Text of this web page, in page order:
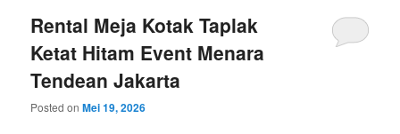
Rental Meja Kotak Taplak
Ketat Hitam Event Menara
Tendean Jakarta
Posted onMei 19, 2026